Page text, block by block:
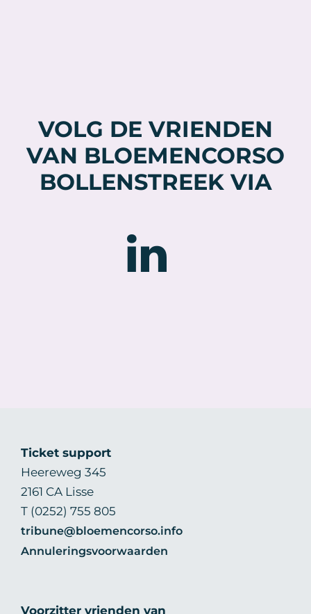
Ticket support
Heereweg 345
2161 CA Lisse
T (0252) 755 805
tribune@bloemencorso.info
Annuleringsvoorwaarden
Voorzitter vrienden van
VOLG DE VRIENDEN
VAN BLOEMENCORSO
BOLLENSTREEK VIA